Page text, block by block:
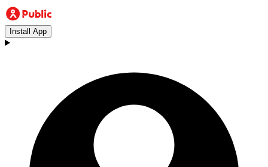
Install App